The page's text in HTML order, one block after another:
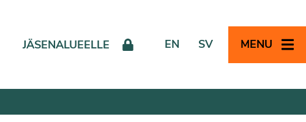
JÄSENALUEELLE EN SV MENU